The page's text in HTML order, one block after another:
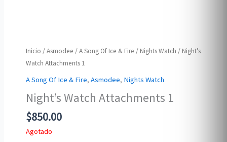
Inicio /Asmodee /A Song Of Ice & Fire / Nights Watch / Night’s
Watch Attachments 1
A Song Of Ice & Fire,Asmodee, Nights Watch
Night’s Watch Attachments 1
$850.00
Agotado